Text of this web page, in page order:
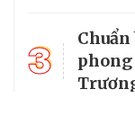
3
Chuẩn